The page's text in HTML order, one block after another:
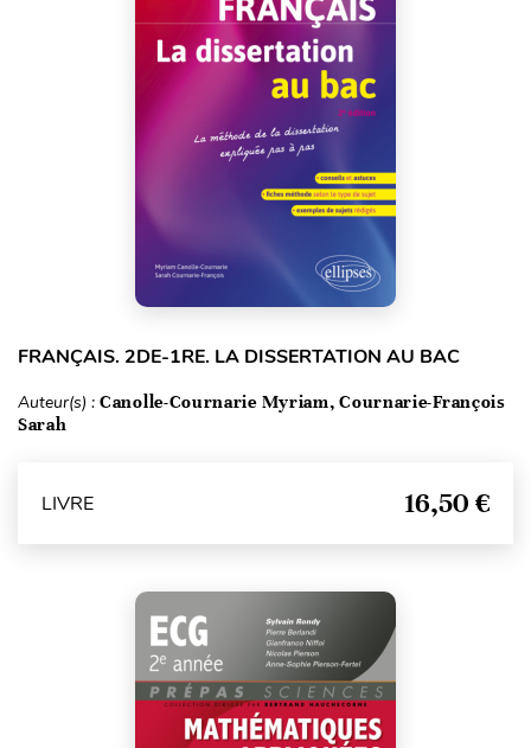
FRANÇAIS. 2DE-1RE. LA DISSERTATION AU BAC
Auteur(s) : Canolle-Cournarie Myriam, Cournarie-François
Sarah
LIVRE 16,50 €